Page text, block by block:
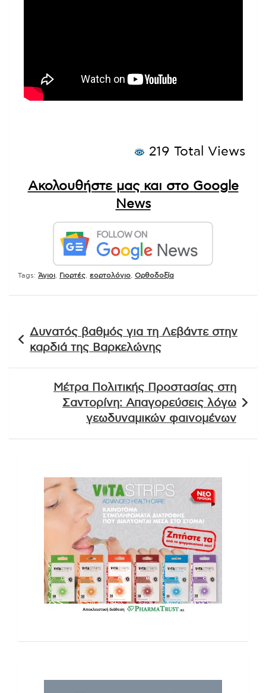
219 Total Views
Ακολουθήστε μας και στο Google
News
Tags: Άγιοι Γιορτές εορτολόγιο Ορθοδοξία
άρθρων
Δυνατός βαθμός για τη Λεβάντε στην
καρδιά της Βαρκελώνης
Μέτρα Πολιτικής Προστασίας στη
Σαντορίνη: Απαγορεύσεις λόγω
γεωδυναμικών φαινομένων